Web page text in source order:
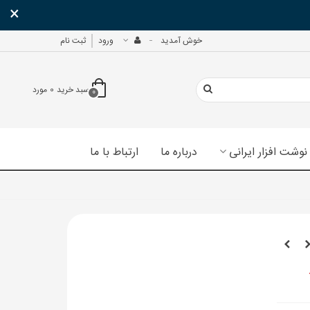
×
خوش آمدید ورود ثبت نام
0سبد خرید 0 مورد
نوشت افزار ایرانی درباره ما ارتباط با ما